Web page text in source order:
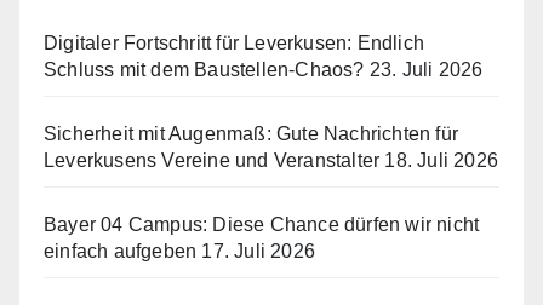
Digitaler Fortschritt für Leverkusen: Endlich
Schluss mit dem Baustellen-Chaos? 23. Juli 2026
Sicherheit mit Augenmaß: Gute Nachrichten für
Leverkusens Vereine und Veranstalter 18. Juli 2026
Bayer 04 Campus: Diese Chance dürfen wir nicht
einfach aufgeben 17. Juli 2026